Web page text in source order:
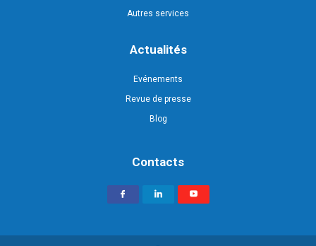
Autres services
Actualités
Evénements
Revue de presse
Blog
Contacts